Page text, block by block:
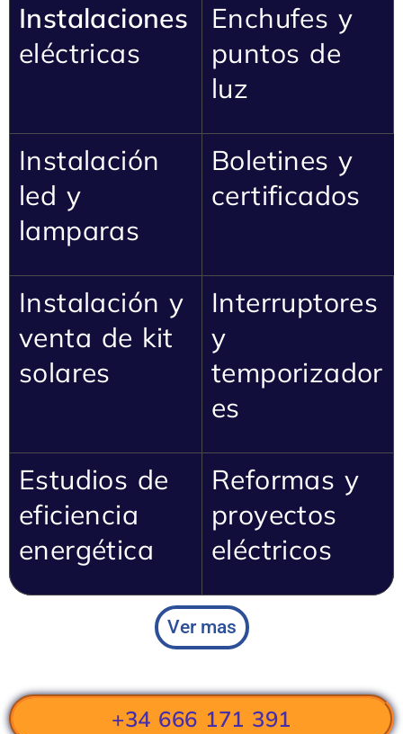
Instalaciones
eléctricas
Enchufes y
puntos de
luz
Instalación
led y
lamparas
Boletines y
certificados
Instalación y
venta de kit
solares
Interruptores
y
temporizador
es
Estudios de
eficiencia
energética
Reformas y
proyectos
eléctricos
Ver mas
+34 666 171 391